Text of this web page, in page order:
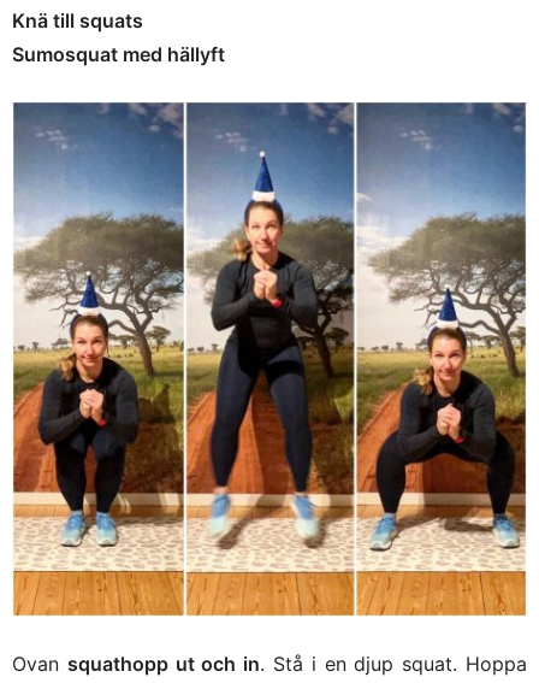
Knä till squats
Sumosquat med hällyft
Ovan squathopp ut och in. Stå i en djup squat. Hoppa